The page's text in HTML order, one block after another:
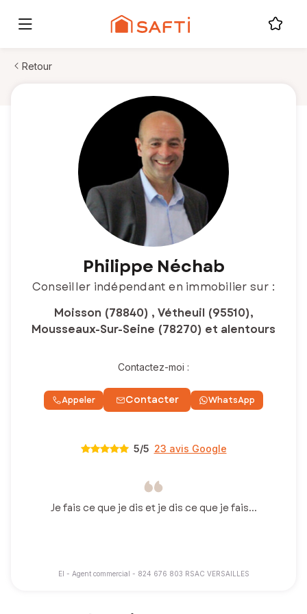
Retour
Philippe Néchab
Conseiller indépendant en immobilier sur :
Moisson (78840) , Vétheuil (95510),
Mousseaux-Sur-Seine (78270) et alentours
Contactez-moi :
Appeler Contacter WhatsApp
5/5 23 avis Google
Je fais ce que je dis et je dis ce que je fais...
EI - Agent commercial - 824 676 803 RSAC VERSAILLES